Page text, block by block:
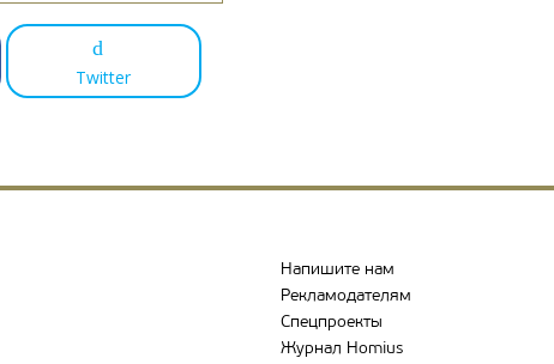
Twitter
Напишите нам
Рекламодателям
Спецпроекты
Журнал Homius